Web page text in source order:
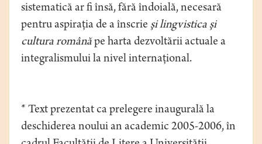
sistematică ar fi însă, fără îndoială, necesară
pentru aspiraţia de a înscrie şi lingvistica şi
cultura românăpe harta dezvoltării actuale a
integralismului la nivel internaţional.
* Text prezentat ca prelegere inaugurală la
deschiderea noului an academic 2005-2006, în